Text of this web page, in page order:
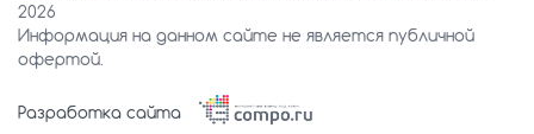
2026
Информация на данном сайте не является публичной
офертой.
Разработка сайта